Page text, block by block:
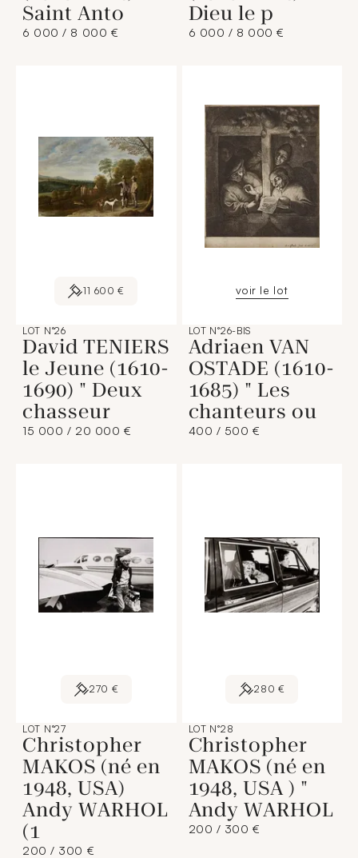
Saint Anto
6 000 / 8 000 €
Dieu le p
6 000 / 8 000 €
11 600 €
LOT N°26
David TENIERS
le Jeune (1610-
1690) " Deux
chasseur
15 000 / 20 000 €
voir le lot
LOT N°26-BIS
Adriaen VAN
OSTADE (1610-
1685) " Les
chanteurs ou
400 / 500 €
270 €
LOT N°27
Christopher
MAKOS (né en
1948, USA)
Andy WARHOL
(1
200 / 300 €
280 €
LOT N°28
Christopher
MAKOS (né en
1948, USA ) "
Andy WARHOL
200 / 300 €